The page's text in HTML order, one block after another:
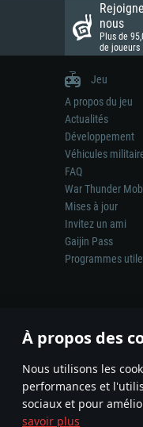
À propos des
Nous utilisons les
performances et
sociaux et pour
savoir plus
nous
Plus de
de joueurs
Jeu
A propos du jeu
Actualités
Développement
Véhicules
FAQ
War Thunder
Mises à jour
Invitez un ami
Gaijin Pass
Programmes
La
© 2011—2026
Termes et conditions